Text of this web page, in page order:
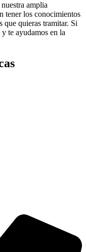
amplia
tener los conocimientos
que quieras tramitar. Si
te ayudamos en la